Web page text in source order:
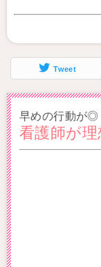
Tweet
早めの行動が◎
看護師が